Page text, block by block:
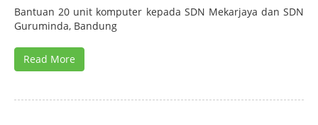
Bantuan 20 unit komputer kepada SDN Mekarjaya dan SDN
Guruminda, Bandung
Read More